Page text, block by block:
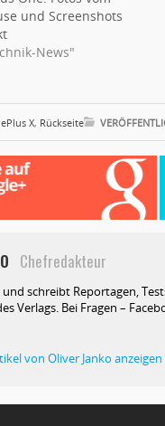
und Screenshots
News"
X, Rückseite
Chefredakteur
schreibt Reportagen,
Verlags. Bei Fragen –
von Oliver Janko anzeigen